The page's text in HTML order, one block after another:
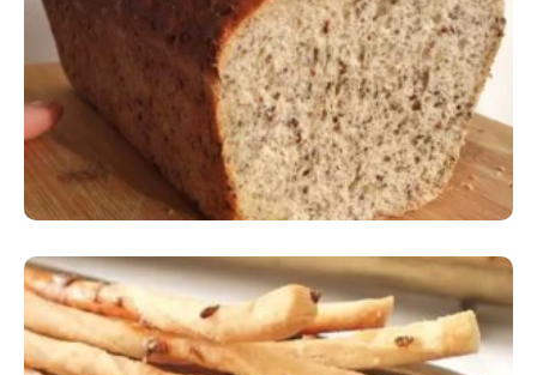
Comer Bem: Pão Low Carb
Comer Bem: Palitinhos De Cebola E Salsa